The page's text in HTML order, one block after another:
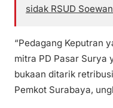
sidak RSUD
“Pedagang Keputran
mitra PD Pasar Surya
bukaan ditarik
Pemkot Surabaya,